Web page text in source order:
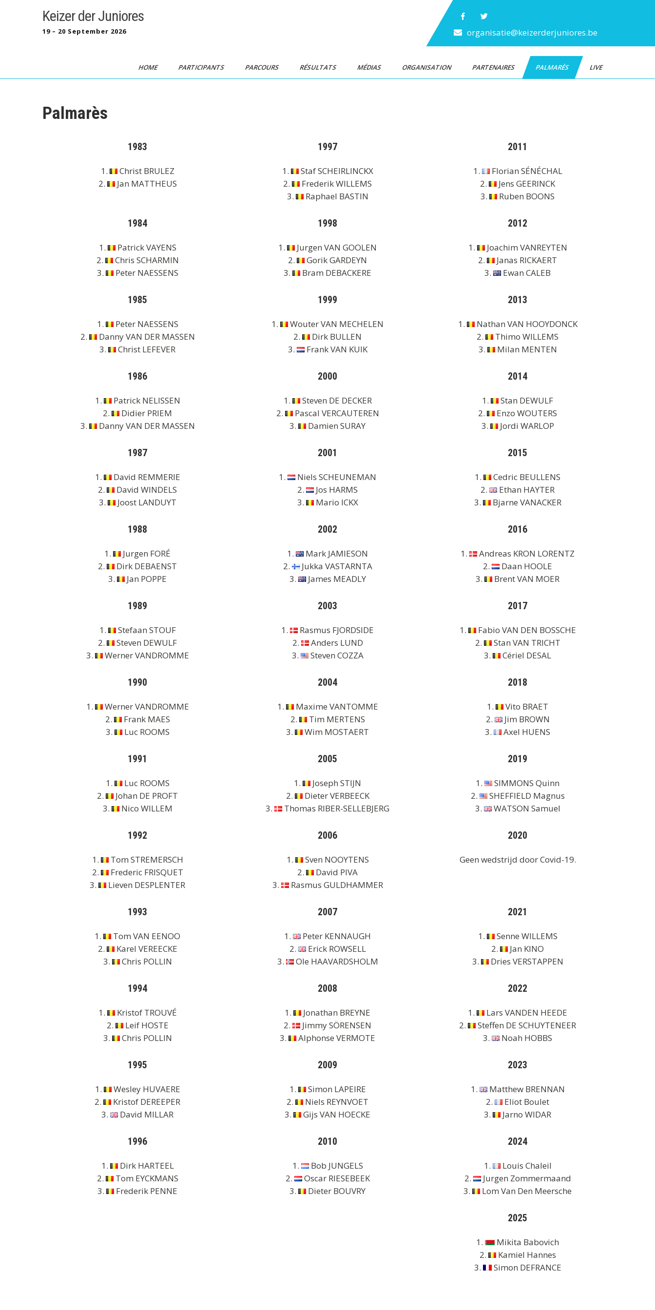
Keizer der Juniores
19 – 20 September 2026 organisatie@keizerderjuniores.be
HOME PARTICIPANTS PARCOURS RÉSULTATS MÉDIAS ORGANISATION PARTENAIRES PALMARÈS LIVE
Palmarès
1983
1.
Christ BRULEZ
2.
Jan MATTHEUS
1984
1.
Patrick VAYENS
2.
Chris SCHARMIN
3.
Peter NAESSENS
1985
1.
Peter NAESSENS
2.
Danny VAN DER MASSEN
3.
Christ LEFEVER
1986
1.
Patrick NELISSEN
2.
Didier PRIEM
3.
Danny VAN DER MASSEN
1987
1.
David REMMERIE
2.
David WINDELS
3.
Joost LANDUYT
1988
1.
Jurgen FORÉ
2.
Dirk DEBAENST
3.
Jan POPPE
1989
1.
Stefaan STOUF
2.
Steven DEWULF
3.
Werner VANDROMME
1990
1.
Werner VANDROMME
2.
Frank MAES
3.
Luc ROOMS
1991
1.
Luc ROOMS
2.
Johan DE PROFT
3.
Nico WILLEM
1992
1.
Tom STREMERSCH
2.
Frederic FRISQUET
3.
Lieven DESPLENTER
1993
1.
Tom VAN EENOO
2.
Karel VEREECKE
3.
Chris POLLIN
1994
1.
Kristof TROUVÉ
2.
Leif HOSTE
3.
Chris POLLIN
1995
1.
Wesley HUVAERE
2.
Kristof DEREEPER
3.
David MILLAR
1996
1.
Dirk HARTEEL
2.
Tom EYCKMANS
3.
Frederik PENNE
1997
1.
Staf SCHEIRLINCKX
2.
Frederik WILLEMS
3.
Raphael BASTIN
1998
1.
Jurgen VAN GOOLEN
2.
Gorik GARDEYN
3.
Bram DEBACKERE
1999
1.
Wouter VAN MECHELEN
2.
Dirk BULLEN
3.
Frank VAN KUIK
2000
1.
Steven DE DECKER
2.
Pascal VERCAUTEREN
3.
Damien SURAY
2001
1.
Niels SCHEUNEMAN
2.
Jos HARMS
3.
Mario ICKX
2002
1.
Mark JAMIESON
2.
Jukka VASTARNTA
3.
James MEADLY
2003
1.
Rasmus FJORDSIDE
2.
Anders LUND
3.
Steven COZZA
2004
1.
Maxime VANTOMME
2.
Tim MERTENS
3.
Wim MOSTAERT
2005
1.
Joseph STIJN
2.
Dieter VERBEECK
3.
Thomas RIBER-SELLEBJERG
2006
1.
Sven NOOYTENS
2.
David PIVA
3.
Rasmus GULDHAMMER
2007
1.
Peter KENNAUGH
2.
Erick ROWSELL
3.
Ole HAAVARDSHOLM
2008
1.
Jonathan BREYNE
2.
Jimmy SÖRENSEN
3.
Alphonse VERMOTE
2009
1.
Simon LAPEIRE
2.
Niels REYNVOET
3.
Gijs VAN HOECKE
2010
1.
Bob JUNGELS
2.
Oscar RIESEBEEK
3.
Dieter BOUVRY
2011
1.
Florian SÉNÉCHAL
2.
Jens GEERINCK
3.
Ruben BOONS
2012
1.
Joachim VANREYTEN
2.
Janas RICKAERT
3.
Ewan CALEB
2013
1.
Nathan VAN HOOYDONCK
2.
Thimo WILLEMS
3.
Milan MENTEN
2014
1.
Stan DEWULF
2.
Enzo WOUTERS
3.
Jordi WARLOP
2015
1.
Cedric BEULLENS
2.
Ethan HAYTER
3.
Bjarne VANACKER
2016
1.
Andreas KRON LORENTZ
2.
Daan HOOLE
3.
Brent VAN MOER
2017
1.
Fabio VAN DEN BOSSCHE
2.
Stan VAN TRICHT
3.
Cériel DESAL
2018
1.
Vito BRAET
2.
Jim BROWN
3.
Axel HUENS
2019
1.
SIMMONS Quinn
2.
SHEFFIELD Magnus
3.
WATSON Samuel
2020
Geen wedstrijd door Covid-19.
2021
1.
Senne WILLEMS
2.
Jan KINO
3.
Dries VERSTAPPEN
2022
1.
Lars VANDEN HEEDE
2.
Steffen DE SCHUYTENEER
3.
Noah HOBBS
2023
1.
Matthew BRENNAN
2.
Eliot Boulet
3.
Jarno WIDAR
2024
1.
Louis Chaleil
2.
Jurgen Zommermaand
3.
Lom Van Den Meersche
2025
1.
Mikita Babovich
2.
Kamiel Hannes
3.
Simon DEFRANCE